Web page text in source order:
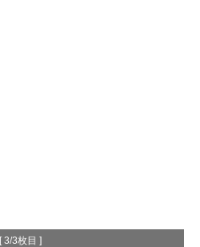
[ 3/3枚目 ]